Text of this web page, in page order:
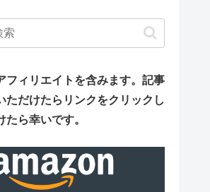
フィリエイトを含みます。 記事
ただけたらリンクをクリックし
ら幸いです。